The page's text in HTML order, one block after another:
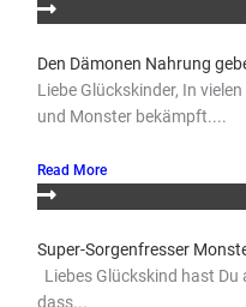
Den Dämonen Nahrung
Liebe Glückskinder, In
und Monster bekämpft....
Read More
Super-Sorgenfresser
Liebes Glückskind hast
dass...